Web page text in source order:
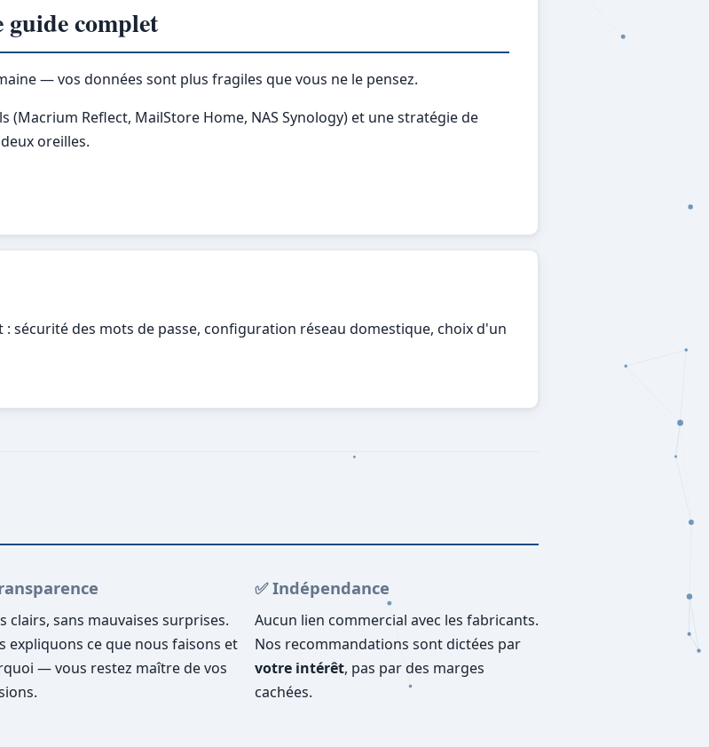
guide complet
— vos données sont plus fragiles que vous ne le pensez.
(Macrium Reflect, MailStore Home, NAS Synology) et une stratégie de
oreilles.
sécurité des mots de passe, configuration réseau domestique, choix d'un
clairs, sans mauvaises surprises.
expliquons ce que nous faisons et
— vous restez maître de vos
✅ Indépendance
Aucun lien commercial avec les fabricants.
Nos recommandations sont dictées par
votre intérêt, pas par des marges
cachées.